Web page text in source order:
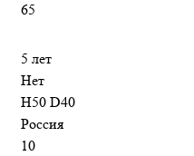
65
5 лет
Нет
H50 D40
Россия
10